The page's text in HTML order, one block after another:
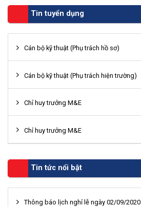
Tin tuyển dụng
Cán bộ kỹ thuật (Phụ trách hồ sơ)
Cán bộ kỹ thuật (Phụ trách hiện trường)
Chỉ huy trưởng M&E
Chỉ huy trưởng M&E
Tin tức nổi bật
Thông báo lịch nghỉ lễ ngày 02/09/2020